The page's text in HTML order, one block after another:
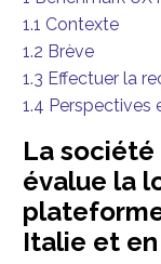
1.1 Contexte
1.2 Brève
1.3 Effectuer la
1.4 Perspectives
La
évalue la
Italie et